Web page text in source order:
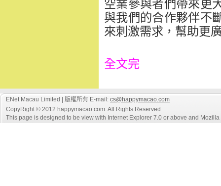
空業參與者們帶來更
與我們的合作夥伴不
來刺激需求，幫助更
全文完
ENet Macau Limited | 版權所有 E-mail: cs@happymacao.com
CopyRight © 2012 happymacao.com. All Rights Reserved
This page is designed to be view with Internet Explorer 7.0 or above and